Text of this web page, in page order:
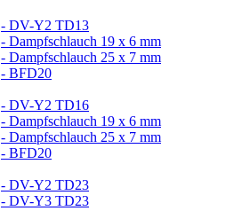
- DV-Y2 TD13
- Dampfschlauch 19 x 6 mm
- Dampfschlauch 25 x 7 mm
- BFD20
- DV-Y2 TD16
- Dampfschlauch 19 x 6 mm
- Dampfschlauch 25 x 7 mm
- BFD20
- DV-Y2 TD23
- DV-Y3 TD23